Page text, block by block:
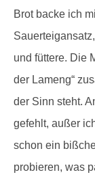
Brot backe ich
und füttere. Die
der Lameng“
der Sinn steht.
gefehlt, außer
schon ein
probieren, was